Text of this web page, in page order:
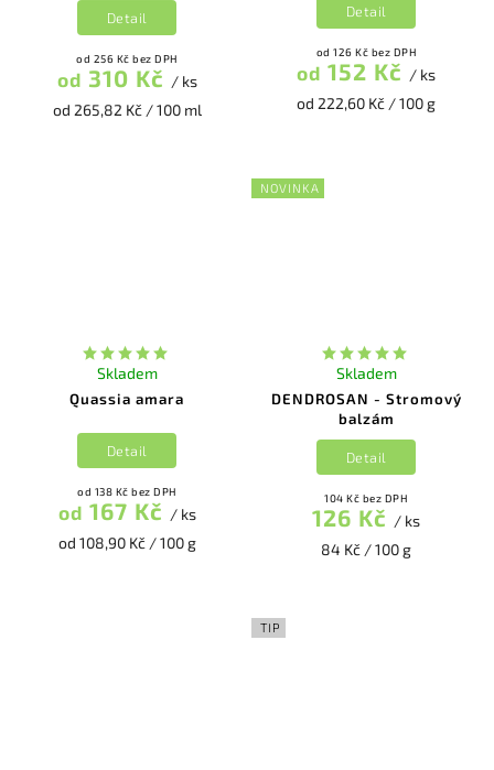
od 256 Kč bez DPH
od 310 Kč / ks
od 265,82 Kč / 100 ml
Detail
od 126 Kč bez DPH
od 152 Kč / ks
od 222,60 Kč / 100 g
Detail
Quassia amara
Skladem
od 138 Kč bez DPH
od 167 Kč / ks
od 108,90 Kč / 100 g
Detail
NOVINKA
DENDROSAN - Stromový
balzám
Skladem
104 Kč bez DPH
126 Kč / ks
84 Kč / 100 g
Detail
TIP